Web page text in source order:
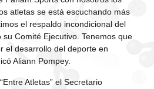
atletas se está escuchando más
el respaldo incondicional del
Comité Ejecutivo. Tenemos que
el desarrollo del deporte en
Aliann Pompey.
Atletas” el Secretario